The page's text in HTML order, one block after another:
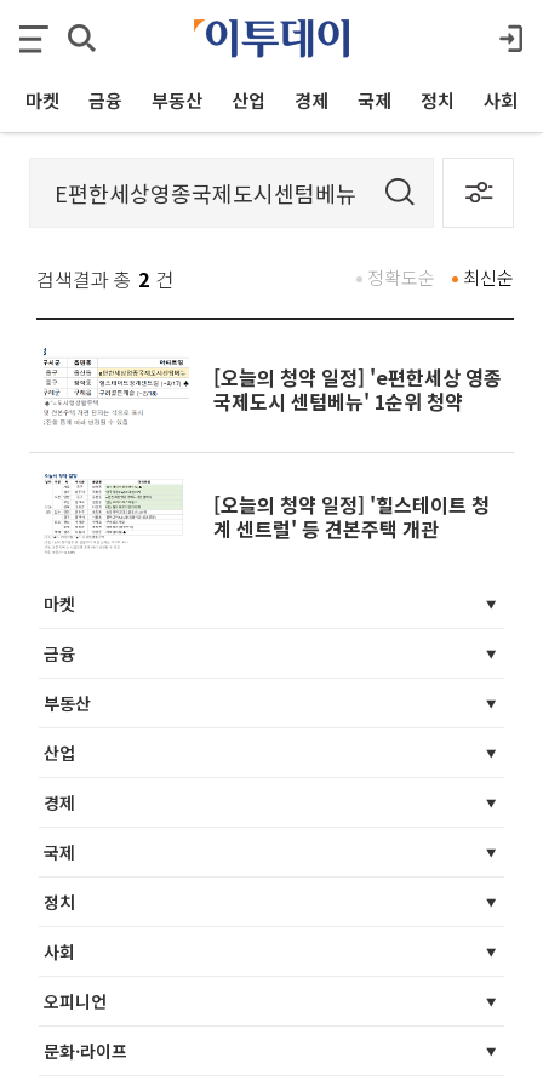
마켓 금융 부동산 산업 경제 국제 정치 사회
검색결과 총 2 건 최신순
정확도순
[오늘의 청약 일정] 'e편한세상 영종
국제도시 센텀베뉴' 1순위 청약
[오늘의 청약 일정] '힐스테이트 청
계 센트럴' 등 견본주택 개관
마켓
금융
부동산
산업
경제
국제
정치
사회
오피니언
문화·라이프